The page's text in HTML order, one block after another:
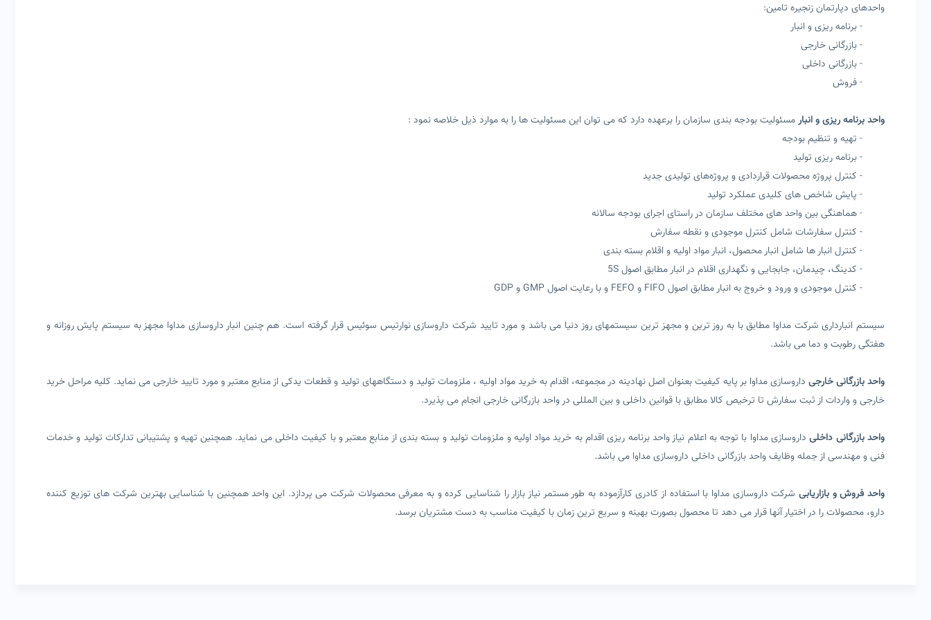
واحدهای دپارتمان زنجیره تامین:
- برنامه ریزی و انبار
- بازرگانی خارجی
- بازرگانی داخلی
- فروش
واحد برنامه ریزی و انبارمسئولیت بودجه بندی سازمان را برعهده دارد که می توان این مسئولیت ها را به موارد ذیل خلاصه نمود :
- تهیه و تنظیم بودجه
- برنامه ریزی تولید
- کنترل پروژه محصولات قراردادی و پروژه‌های تولیدی جدید
- پایش شاخص های کلیدی عملکرد تولید
- هماهنگی بین واحد های مختلف سازمان در راستای اجرای بودجه سالانه
- کنترل سفارشات شامل کنترل موجودی و نقطه سفارش
- کنترل انبار ها شامل انبار محصول، انبار مواد اولیه و اقلام بسته بندی
- کدینگ،‌ چیدمان، جابجایی و نگهداری اقلام در انبار مطابق اصول 5S
- کنترل موجودی و ورود و خروج به انبار مطابق اصول FIFO و FEFO و با رعایت اصول GMP و GDP
سیستم انبارداری شرکت مداوا مطابق با به روز ترین و مجهز ترین سیستمهای روز دنیا می باشد و مورد تایید شرکت داروسازی نوارتیس سوئیس قرار گرفته است. هم چنین انبار داروسازی مداوا مجهز به سیستم پایش روزانه و
هفتگی رطوبت و دما می باشد.
واحد بازرگانی خارجی داروسازی مداوا بر پایه کیفیت بعنوان اصل نهادینه در مجموعه، اقدام به خرید مواد اولیه ، ملزومات تولید و دستگاههای تولید و قطعات یدکی از منابع معتبر و مورد تایید خارجی می نماید. کلیه مراحل خرید
خارجی و واردات از ثبت سفارش تا ترخیص کالا مطابق با قوانین داخلی و بین المللی در واحد بازرگانی خارجی انجام می پذیرد.
واحد بازرگانی داخلیداروسازی مداوا با توجه به اعلام نیاز واحد برنامه ریزی اقدام به خرید مواد اولیه و ملزومات تولید و بسته بندی از منابع معتبر و با کیفیت داخلی می نماید. همچنین تهیه و پشتیبانی تدارکات تولید و خدمات
فنی و مهندسی از جمله وظایف واحد بازرگانی داخلی داروسازی مداوا می باشد.
واحد فروش و بازاریابی شرکت داروسازی مداوا با استفاده از کادری کارآزموده به طور مستمر نیاز بازار را شناسایی کرده و به معرفی محصولات شرکت می پردازد. این واحد همچنین با شناسایی بهترین شرکت های توزیع کننده
دارو، محصولات را در اختیار آنها قرار می دهد تا محصول بصورت بهینه و سریع ترین زمان با کیفیت مناسب به دست مشتریان برسد.